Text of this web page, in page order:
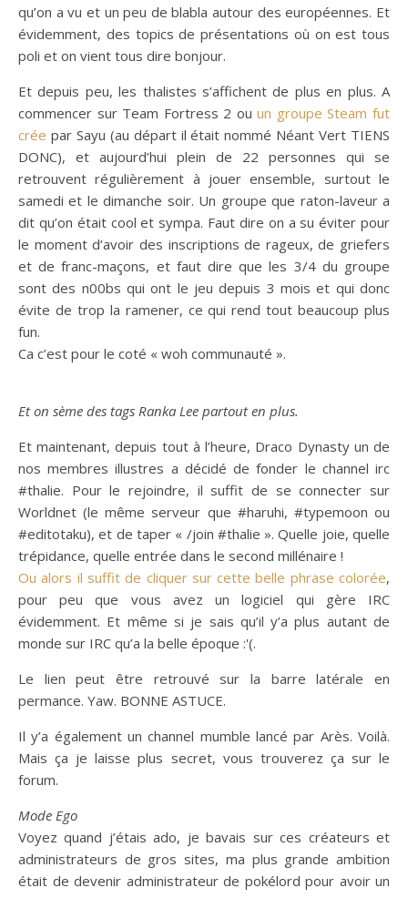
qu’on a vu et un peu de blabla autour des européennes. Et
évidemment, des topics de présentations où on est tous
poli et on vient tous dire bonjour.
Et depuis peu, les thalistes s’affichent de plus en plus. A
commencer sur Team Fortress 2 ouun groupe Steam fut
crée par Sayu (au départ il était nommé Néant Vert TIENS
DONC), et aujourd’hui plein de 22 personnes qui se
retrouvent régulièrement à jouer ensemble, surtout le
samedi et le dimanche soir. Un groupe que raton-laveur a
dit qu’on était cool et sympa. Faut dire on a su éviter pour
le moment d’avoir des inscriptions de rageux, de griefers
et de franc-maçons, et faut dire que les 3/4 du groupe
sont des n00bs qui ont le jeu depuis 3 mois et qui donc
évite de trop la ramener, ce qui rend tout beaucoup plus
fun.
Ca c’est pour le coté « woh communauté ».
Et on sème des tags Ranka Lee partout en plus.
Et maintenant, depuis tout à l’heure, Draco Dynasty un de
nos membres illustres a décidé de fonder le channel irc
#thalie. Pour le rejoindre, il suffit de se connecter sur
Worldnet (le même serveur que #haruhi, #typemoon ou
#editotaku), et de taper « /join #thalie ». Quelle joie, quelle
trépidance, quelle entrée dans le second millénaire !
Ou alors il suffit de cliquer sur cette belle phrase colorée,
pour peu que vous avez un logiciel qui gère IRC
évidemment. Et même si je sais qu’il y’a plus autant de
monde sur IRC qu’a la belle époque :'(.
Le lien peut être retrouvé sur la barre latérale en
permance. Yaw. BONNE ASTUCE.
Il y’a également un channel mumble lancé par Arès. Voilà.
Mais ça je laisse plus secret, vous trouverez ça sur le
forum.
Mode Ego
Voyez quand j’étais ado, je bavais sur ces créateurs et
administrateurs de gros sites, ma plus grande ambition
était de devenir administrateur de pokélord pour avoir un